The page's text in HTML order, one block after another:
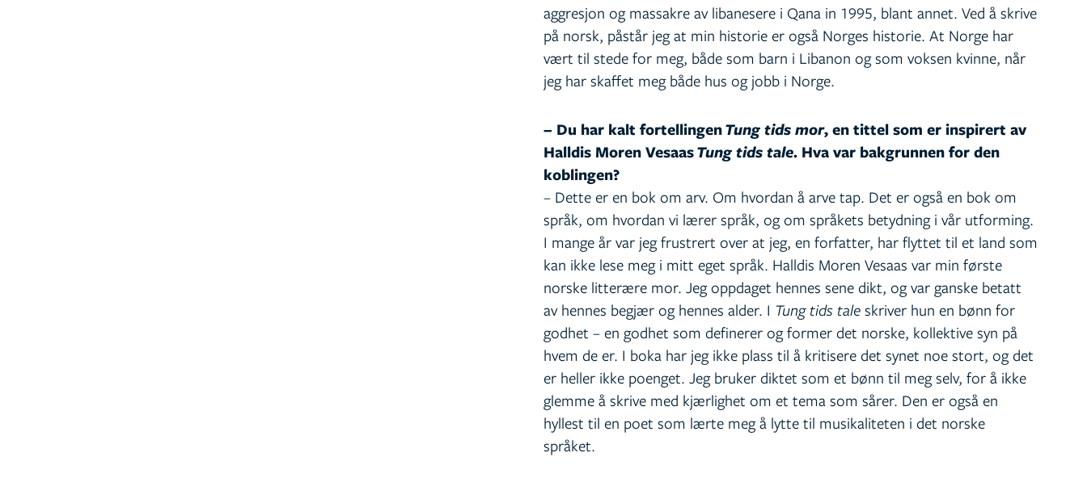
aggresjon og massakre av libanesere i Qana in 1995, blant annet. Ved å skrive
på norsk, påstår jeg at min historie er også Norges historie. At Norge har
vært til stede for meg, både som barn i Libanon og som voksen kvinne, når
jeg har skaffet meg både hus og jobb i Norge.
– Du har kalt fortellingenTung tids mor, en tittel som er inspirert av
Halldis Moren VesaasTung tids tale. Hva var bakgrunnen for den
koblingen?
– Dette er en bok om arv. Om hvordan å arve tap. Det er også en bok om
språk, om hvordan vi lærer språk, og om språkets betydning i vår utforming.
I mange år var jeg frustrert over at jeg, en forfatter, har flyttet til et land som
kan ikke lese meg i mitt eget språk. Halldis Moren Vesaas var min første
norske litterære mor. Jeg oppdaget hennes sene dikt, og var ganske betatt
av hennes begjær og hennes alder. I Tung tids tale skriver hun en bønn for
godhet – en godhet som definerer og former det norske, kollektive syn på
hvem de er. I boka har jeg ikke plass til å kritisere det synet noe stort, og det
er heller ikke poenget. Jeg bruker diktet som et bønn til meg selv, for å ikke
glemme å skrive med kjærlighet om et tema som sårer. Den er også en
hyllest til en poet som lærte meg å lytte til musikaliteten i det norske
språket.